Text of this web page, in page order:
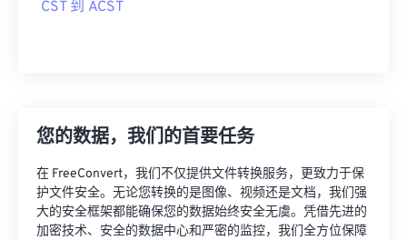
CST 到 ACST
您的数据，我们的首要任务
在 FreeConvert，我们不仅提供文件转换服务，更致力于保
护文件安全。无论您转换的是图像、视频还是文档，我们强
大的安全框架都能确保您的数据始终安全无虞。凭借先进的
加密技术、安全的数据中心和严密的监控，我们全方位保障